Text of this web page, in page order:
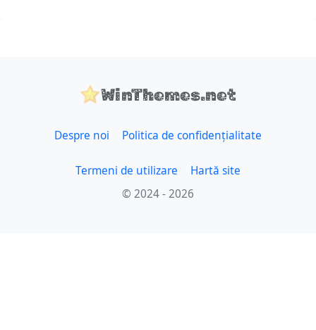
WinThemes.net
Despre noi Politica de confidențialitate
Termeni de utilizare
Hartă site
© 2024 - 2026